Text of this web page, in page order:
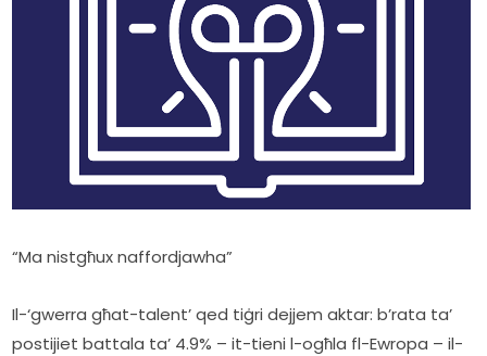
“Ma nistgħux naffordjawha”
Il-‘gwerra għat-talent’ qed tiġri dejjem aktar: b’rata ta’
postijiet battala ta’ 4.9% – it-tieni l-ogħla fl-Ewropa – il-